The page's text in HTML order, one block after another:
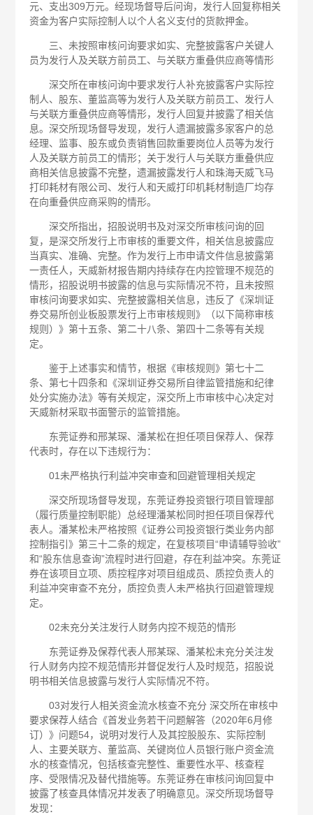
元、支出309万元。经现场督导后问询，发行人回复称相关
资金为客户实际控制人以个人名义支付的货款押金。
三、未按照审核问询要求如实、完整披露客户关键人
员为发行人及关联方前员工、与关联方重叠供应商等情形
深交所在审核问询中要求发行人补充披露客户实际控
制人、股东、董监高等为发行人及关联方前员工、发行人
与关联方重叠供应商等情形，发行人回复并披露了相关信
息。深交所现场督导发现，发行人遗漏披露多家客户的总
经理、监事、股东或负责销售回款重要岗位人员等为发行
人及关联方前员工的情形；关于发行人与关联方重叠供应
商相关信息披露不完整，遗漏披露发行人和珠海天威飞马
打印耗材有限公司、发行人和天威打印机耗材制造厂均存
在向重叠供应商采购的情形。
深交所指出，招股说明书及对深交所审核问询的回
复，是深交所发行上市审核的重要文件，相关信息披露应
当真实、准确、完整。作为发行上市申请文件信息披露第
一责任人，天威新材报告期内持续存在内控管理不规范的
情形，招股说明书披露的信息与实际情况不符，且未按照
审核问询要求如实、完整披露相关信息，违反了《深圳证
券交易所创业板股票发行上市审核规则》（以下简称审核
规则）》第十五条、第二十八条、第四十二条等有关规
定。
鉴于上述事实和情节，根据《审核规则》第七十二
条、第七十四条和《深圳证券交易所自律监管措施和纪律
处分实施办法》等有关规定，深交所上市审核中心决定对
天威新材采取书面警示的监管措施。
东莞证券和邢某琛、潘某松在担任项目保荐人、保荐
代表时，存在以下违规行为：
01未严格执行利益冲突审查和回避管理相关规定
深交所现场督导发现，东莞证券投资银行项目管理部
（履行质量控制职能）总经理潘某松同时担任项目保荐代
表人。潘某松未严格按照《证券公司投资银行类业务内部
控制指引》第三十二条的规定，在复核项目“申请辅导验收”
和“股东信息查询”流程时进行回避，存在利益冲突。东莞证
券在该项目立项、质控程序对项目组成员、质控负责人的
利益冲突审查不充分，质控负责人未严格执行回避管理规
定。
02未充分关注发行人财务内控不规范的情形
东莞证券及保荐代表人邢某琛、潘某松未充分关注发
行人财务内控不规范情形并督促发行人及时规范，招股说
明书相关信息披露与发行人实际情况不符。
03对发行人相关资金流水核查不充分 深交所在审核中
要求保荐人结合《首发业务若干问题解答（2020年6月修
订）》问题54，说明对发行人及其控股股东、实际控制
人、主要关联方、董监高、关键岗位人员银行账户资金流
水的核查情况，包括核查完整性、重要性水平、核查程
序、受限情况及替代措施等。东莞证券在审核问询回复中
披露了核查具体情况并发表了明确意见。深交所现场督导
发现：